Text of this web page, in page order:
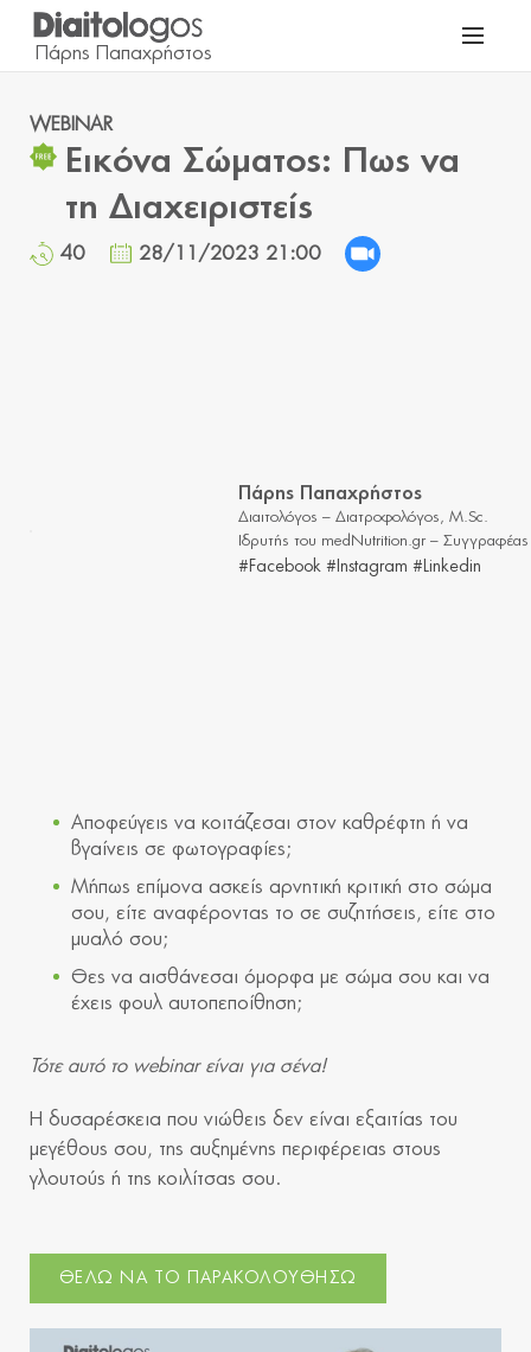
WEBINAR
Εικόνα Σώματος: Πως να
τη Διαχειριστείς
40 28/11/2023 21:00
Πάρης Παπαχρήστος
Διαιτολόγος – Διατροφολόγος, M.Sc.
Ιδρυτής του medNutrition.gr – Συγγραφέας
#Facebook #Instagram #Linkedin
Αποφεύγεις να κοιτάζεσαι στον καθρέφτη ή να
βγαίνεις σε φωτογραφίες;
Μήπως επίμονα ασκείς αρνητική κριτική στο σώμα
σου, είτε αναφέροντας το σε συζητήσεις, είτε στο
μυαλό σου;
Θες να αισθάνεσαι όμορφα με σώμα σου και να
έχεις φουλ αυτοπεποίθηση;
Τότε αυτό το webinar είναι για σένα!
Η δυσαρέσκεια που νιώθεις δεν είναι εξαιτίας του
μεγέθους σου, της αυξημένης περιφέρειας στους
γλουτούς ή της κοιλίτσας σου.
ΘΕΛΩ ΝΑ ΤΟ ΠΑΡΑΚΟΛΟΥΘΗΣΩ